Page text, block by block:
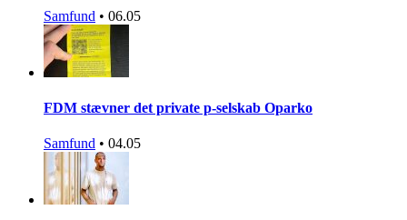
Samfund • 06.05
FDM stævner det private p-selskab Oparko
Samfund • 04.05